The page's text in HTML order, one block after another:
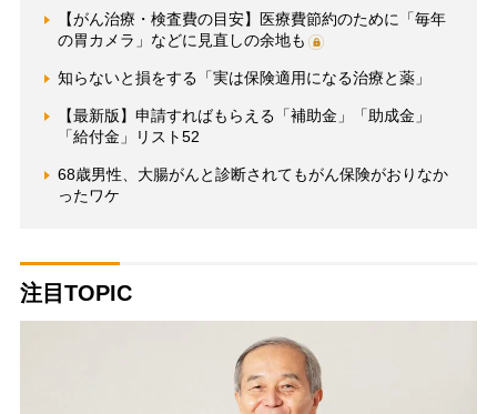
【がん治療・検査費の目安】医療費節約のために「毎年
の胃カメラ」などに見直しの余地も
知らないと損をする「実は保険適用になる治療と薬」
【最新版】申請すればもらえる「補助金」「助成金」
「給付金」リスト52
68歳男性、大腸がんと診断されてもがん保険がおりなか
ったワケ
注目TOPIC